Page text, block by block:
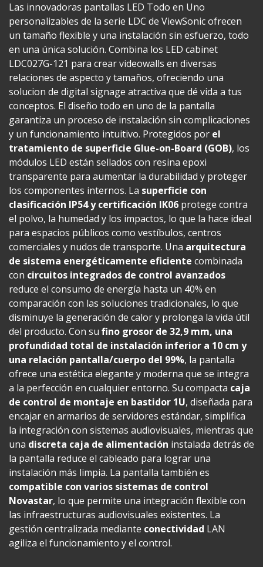
Las innovadoras pantallas LED Todo en Uno
personalizables de la serie LDC de ViewSonic ofrecen
un tamaño flexible y una instalación sin esfuerzo, todo
en una única solución. Combina los LED cabinet
LDC027G-121 para crear videowalls en diversas
relaciones de aspecto y tamaños, ofreciendo una
solucion de digital signage atractiva que dé vida a tus
conceptos. El diseño todo en uno de la pantalla
garantiza un proceso de instalación sin complicaciones
y un funcionamiento intuitivo. Protegidos por el
tratamiento de superficie Glue-on-Board (GOB), los
módulos LED están sellados con resina epoxi
transparente para aumentar la durabilidad y proteger
los componentes internos. La superficie con
clasificación IP54 y certificación IK06 protege contra
el polvo, la humedad y los impactos, lo que la hace ideal
para espacios públicos como vestíbulos, centros
comerciales y nudos de transporte. Una arquitectura
de sistema energéticamente eficiente combinada
con circuitos integrados de control avanzados
reduce el consumo de energía hasta un 40% en
comparación con las soluciones tradicionales, lo que
disminuye la generación de calor y prolonga la vida útil
del producto. Con su fino grosor de 32,9 mm, una
profundidad total de instalación inferior a 10 cm y
una relación pantalla/cuerpo del 99%, la pantalla
ofrece una estética elegante y moderna que se integra
a la perfección en cualquier entorno. Su compacta caja
de control de montaje en bastidor 1U, diseñada para
encajar en armarios de servidores estándar, simplifica
la integración con sistemas audiovisuales, mientras que
una discreta caja de alimentación instalada detrás de
la pantalla reduce el cableado para lograr una
instalación más limpia. La pantalla también es
compatible con varios sistemas de control
Novastar, lo que permite una integración flexible con
las infraestructuras audiovisuales existentes. La
gestión centralizada mediante conectividad LAN
agiliza el funcionamiento y el control.